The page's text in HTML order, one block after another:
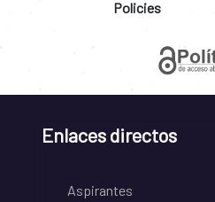
Policies
Enlaces directos
Aspirantes